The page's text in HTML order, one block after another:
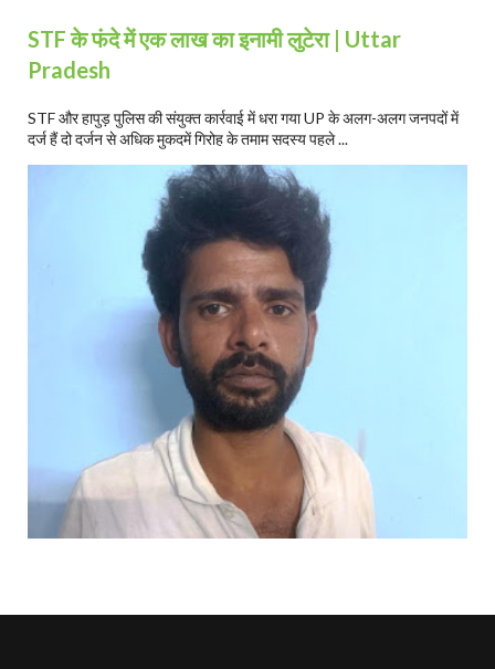
STF के फंदे में एक लाख का इनामी लुटेरा | Uttar
Pradesh
STF और हापुड़ पुलिस की संयुक्त कार्रवाई में धरा गया UP के अलग-अलग जनपदों में
दर्ज हैं दो दर्जन से अधिक मुकदमें गिरोह के तमाम सदस्य पहले ...